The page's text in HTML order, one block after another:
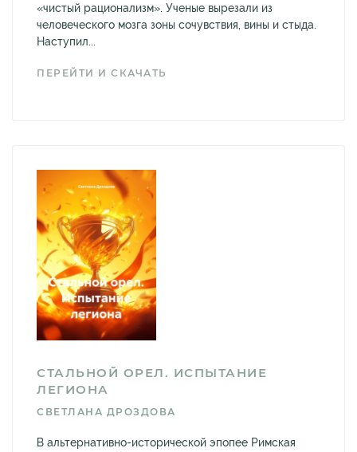
«чистый рационализм». Ученые вырезали из
человеческого мозга зоны сочувствия, вины и стыда.
Наступил...
ПЕРЕЙТИ И СКАЧАТЬ
СТАЛЬНОЙ ОРЕЛ. ИСПЫТАНИЕ
ЛЕГИОНА
СВЕТЛАНА ДРОЗДОВА
В альтернативно-исторической эпопее Римская